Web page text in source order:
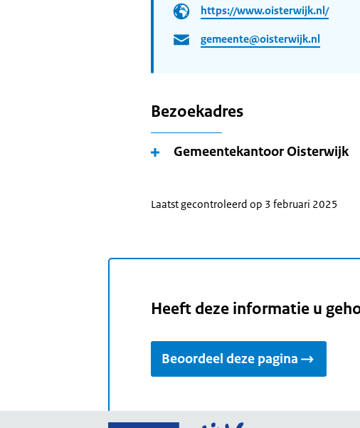
https://www.oisterwijk.nl/
gemeente@oisterwijk.nl
Bezoekadres
Gemeentekantoor Oisterwijk
Laatst gecontroleerd op 3 februari 2025
Heeft deze informatie u
Beoordeel deze pagina